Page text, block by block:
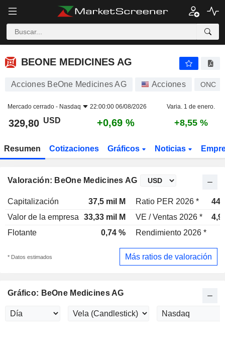
BEONE MEDICINES AG
BEONE MEDICINES AG
Acciones BeOne Medicines AG Acciones ONC
Mercado cerrado - Nasdaq 22:00:00 06/08/2026 Varia. 1 de enero.
329,80 USD +0,69 % +8,55 %
Resumen Cotizaciones Gráficos Noticias
Valoración: BeOne Medicines AG
Capitalización 37,5 mil M Ratio PER 2026 *
Valor de la empresa
33,33 mil M VE / Ventas 2026 *
Flotante
0,74 % Rendimiento 2026 *
* Datos estimados Más ratios de valoración
Gráfico: BeOne Medicines AG